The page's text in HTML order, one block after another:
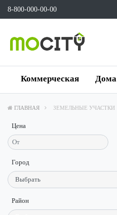
8-800-000-00-00
Коммерческая Дома
ГЛАВНАЯ ЗЕМЕЛЬНЫЕ УЧАСТКИ
Цена
Город
Район